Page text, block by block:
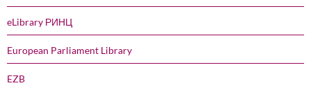
eLibrary РИНЦ
European Parliament Library
EZB